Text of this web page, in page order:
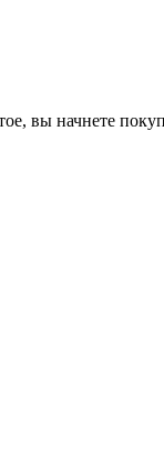
вы начнете